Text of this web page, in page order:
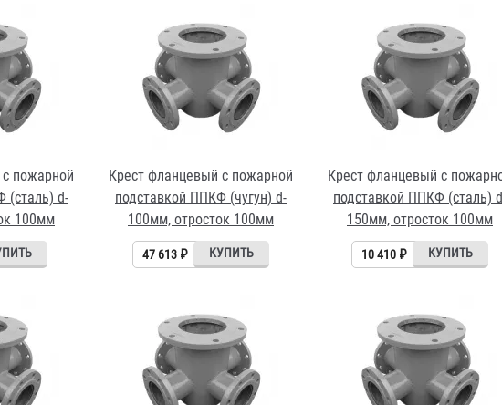
пожарной
(сталь) d-
100мм
Крест фланцевый с пожарной
подставкой ППКФ (чугун) d-
100мм, отросток 100мм
47 613 ₽
Крест фланцевый с
подставкой ППКФ (сталь)
150мм, отросток 100мм
10 410 ₽